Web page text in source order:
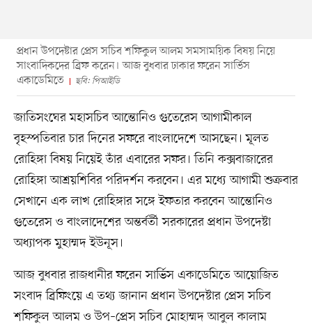
প্রধান উপদেষ্টার প্রেস সচিব শফিকুল আলম সমসাময়িক বিষয় নিয়ে
সাংবাদিকদের ব্রিফ করেন। আজ বুধবার ঢাকার ফরেন সার্ভিস
একাডেমিতে
ছবি: পিআইডি
জাতিসংঘের মহাসচিব আন্তোনিও গুতেরেস আগামীকাল
বৃহস্পতিবার চার দিনের সফরে বাংলাদেশে আসছেন। মূলত
রোহিঙ্গা বিষয় নিয়েই তাঁর এবারের সফর। তিনি কক্সবাজারের
রোহিঙ্গা আশ্রয়শিবির পরিদর্শন করবেন। এর মধ্যে আগামী শুক্রবার
সেখানে এক লাখ রোহিঙ্গার সঙ্গে ইফতার করবেন আন্তোনিও
গুতেরেস ও বাংলাদেশের অন্তর্বর্তী সরকারের প্রধান উপদেষ্টা
অধ্যাপক মুহাম্মদ ইউনূস।
আজ বুধবার রাজধানীর ফরেন সার্ভিস একাডেমিতে আয়োজিত
সংবাদ ব্রিফিংয়ে এ তথ্য জানান প্রধান উপদেষ্টার প্রেস সচিব
শফিকুল আলম ও উপ–প্রেস সচিব মোহাম্মদ আবুল কালাম